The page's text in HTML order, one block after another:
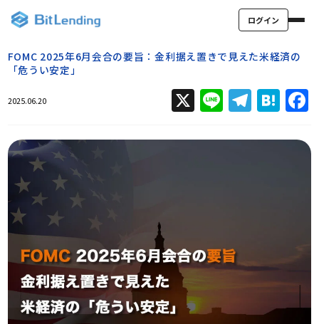
ログイン
FOMC 2025年6月会合の要旨：金利据え置きで見えた米経済の
「危うい安定」
2025.06.20 X Line